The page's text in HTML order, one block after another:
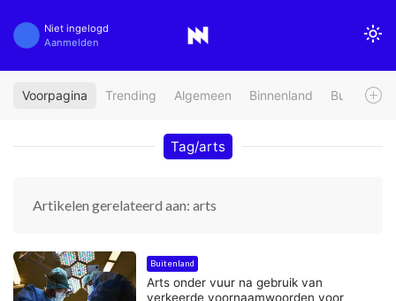
Niet ingelogd
Aanmelden
Voorpagina Trending Algemeen Binnenland Buitenland
Tag/arts
Artikelen gerelateerd aan: arts
Buitenland
Arts onder vuur na gebruik van
verkeerde voornaamwoorden voor